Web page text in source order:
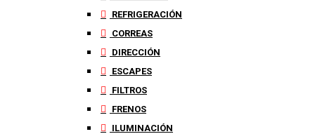
REFRIGERACIÓN
CORREAS
DIRECCIÓN
ESCAPES
FILTROS
FRENOS
ILUMINACIÓN